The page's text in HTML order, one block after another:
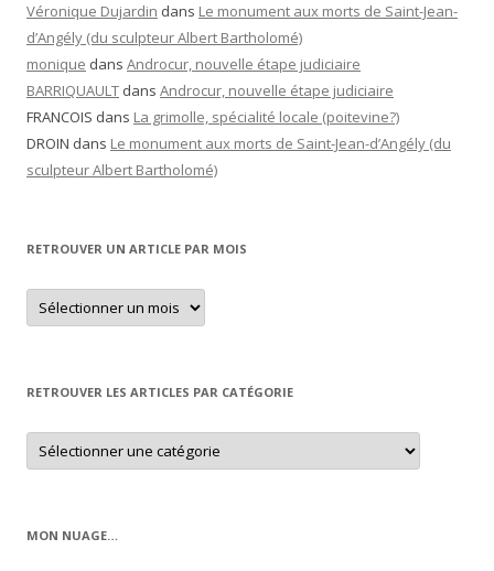
Véronique Dujardin dans Le monument aux morts de Saint-Jean-
d’Angély (du sculpteur Albert Bartholomé)
monique dans Androcur, nouvelle étape judiciaire
BARRIQUAULT dans Androcur, nouvelle étape judiciaire
FRANCOIS dans La grimolle, spécialité locale (poitevine?)
DROIN dans Le monument aux morts de Saint-Jean-d’Angély (du
sculpteur Albert Bartholomé)
RETROUVER UN ARTICLE PAR MOIS
Retrouver
un
article
RETROUVER LES ARTICLES PAR CATÉGORIE
Retrouver
les
articles
MON NUAGE…